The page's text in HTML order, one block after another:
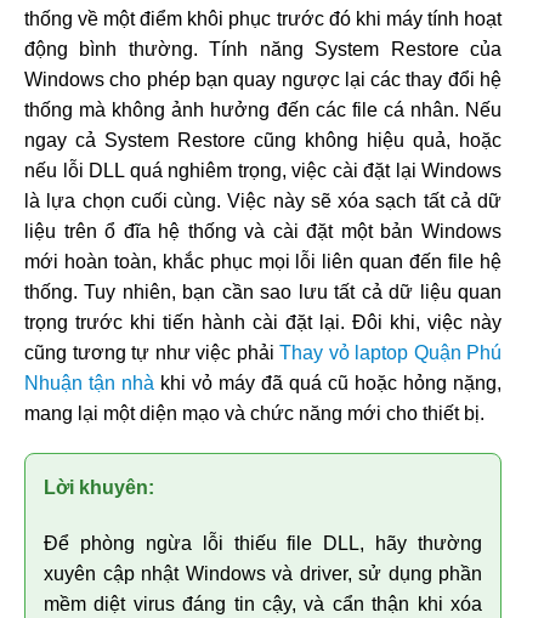
thống về một điểm khôi phục trước đó khi máy tính hoạt
động bình thường. Tính năng System Restore của
Windows cho phép bạn quay ngược lại các thay đổi hệ
thống mà không ảnh hưởng đến các file cá nhân. Nếu
ngay cả System Restore cũng không hiệu quả, hoặc
nếu lỗi DLL quá nghiêm trọng, việc cài đặt lại Windows
là lựa chọn cuối cùng. Việc này sẽ xóa sạch tất cả dữ
liệu trên ổ đĩa hệ thống và cài đặt một bản Windows
mới hoàn toàn, khắc phục mọi lỗi liên quan đến file hệ
thống. Tuy nhiên, bạn cần sao lưu tất cả dữ liệu quan
trọng trước khi tiến hành cài đặt lại. Đôi khi, việc này
cũng tương tự như việc phải Thay vỏ laptop Quận Phú
Nhuận tận nhà khi vỏ máy đã quá cũ hoặc hỏng nặng,
mang lại một diện mạo và chức năng mới cho thiết bị.
Lời khuyên:
Để phòng ngừa lỗi thiếu file DLL, hãy thường
xuyên cập nhật Windows và driver, sử dụng phần
mềm diệt virus đáng tin cậy, và cẩn thận khi xóa